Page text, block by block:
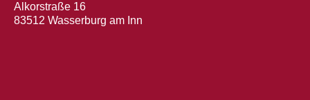
Alkorstraße 16
83512 Wasserburg am Inn